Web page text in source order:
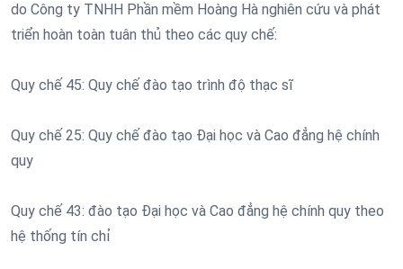
do Công ty TNHH Phần mềm Hoàng Hà nghiên cứu và phát
triển hoàn toàn tuân thủ theo các quy chế:
Quy chế 45: Quy chế đào tạo trình độ thạc sĩ
Quy chế 25: Quy chế đào tạo Đại học và Cao đẳng hệ chính
quy
Quy chế 43: đào tạo Đại học và Cao đẳng hệ chính quy theo
hệ thống tín chỉ